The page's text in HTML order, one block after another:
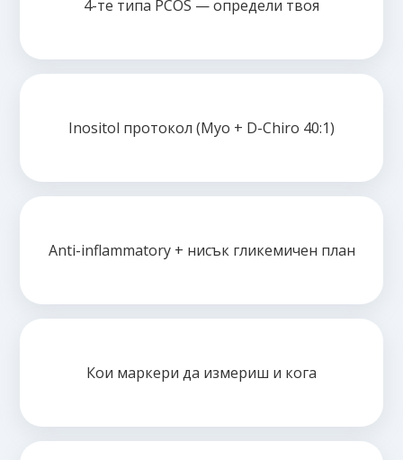
4-те типа PCOS — определи твоя
Inositol протокол (Myo + D-Chiro 40:1)
Anti-inflammatory + нисък гликемичен план
Кои маркери да измериш и кога